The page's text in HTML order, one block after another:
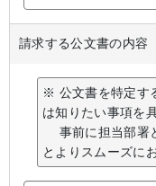
請求する公文書の内容
※ 公文書を特定す
は知りたい事項を
事前に担当部署
とよりスムーズに